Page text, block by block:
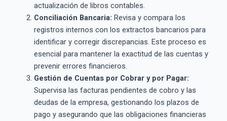
actualización de libros contables.
Conciliación Bancaria: Revisa y compara los
registros internos con los extractos bancarios para
identificar y corregir discrepancias. Este proceso es
esencial para mantener la exactitud de las cuentas y
prevenir errores financieros.
Gestión de Cuentas por Cobrar y por Pagar:
Supervisa las facturas pendientes de cobro y las
deudas de la empresa, gestionando los plazos de
pago y asegurando que las obligaciones financieras